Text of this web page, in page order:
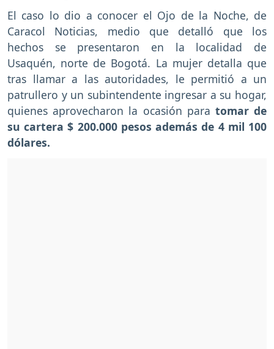
El caso lo dio a conocer el Ojo de la Noche, de
Caracol Noticias, medio que detalló que los
hechos se presentaron en la localidad de
Usaquén, norte de Bogotá. La mujer detalla que
tras llamar a las autoridades, le permitió a un
patrullero y un subintendente ingresar a su hogar,
quienes aprovecharon la ocasión para tomar de
su cartera $ 200.000 pesos además de 4 mil 100
dólares.